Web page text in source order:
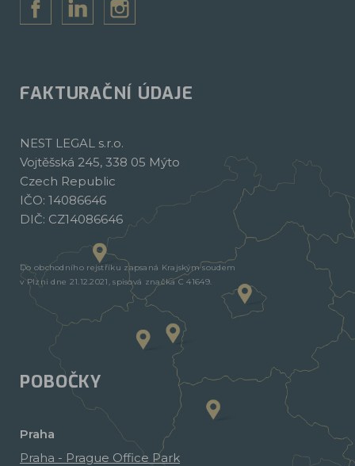
FAKTURAČNÍ ÚDAJE
NEST LEGAL s.r.o.
Vojtěšská 245, 338 05 Mýto
Czech Republic
IČO: 14086646
DIČ: CZ14086646
Do obchodního rejstříku zapsaná Krajským soudem
v Plzni dne 21.12.2021, spisová značka C 41649.
POBOČKY
Praha
Praha - Prague Office Park